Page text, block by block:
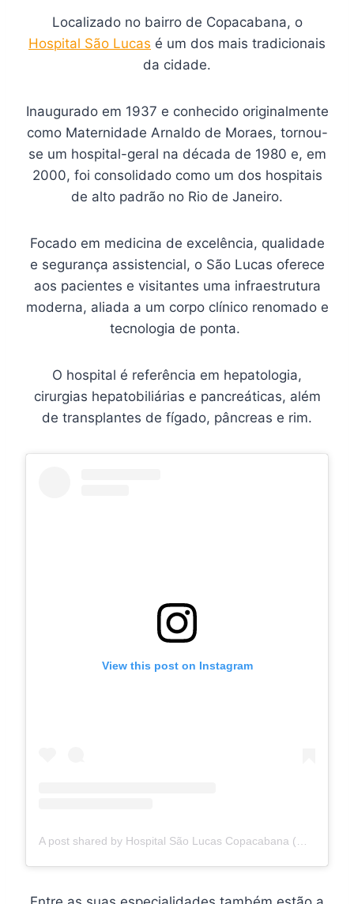
​​​​​​​​​​​​​​​Localizado no bairro de Copacabana, o
Hospital São Lucas é um dos mais tradicionais
da cidade.
Inaugurado em 1937 e conhecido originalmente
como Maternidade Arnaldo de Moraes, tornou-
se um hospital-geral na década de 1980 e, em
2000, foi consolidado como um dos hospitais
de alto padrão no Rio de Janeiro.
Focado em medicina de excelência, qualidade
e segurança assistencial, o São Lucas oferece
aos pacientes e visitantes uma infraestrutura
moderna, aliada a um corpo clínico renomado e
tecnologia de ponta.
O hospital é referência em hepatologia,
cirurgias hepatobiliárias e pancreáticas, além
de transplantes de fígado, pâncreas e rim.
View this post on Instagram